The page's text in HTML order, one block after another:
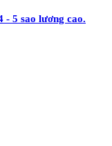
- 5 sao lương cao.